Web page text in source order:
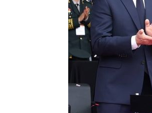
백운산서 80년근 천종산삼 9뿌
선재도서 해루질 나섰다 실종 60
남자 농구, 나고야 아시안게임서
여수 오동도 해상서 모터보트 전
극한폭염 한풀 꺾이지만…'낮 최
축구협회 "압수수색·성접대 논란
[속보]'압수수색·성접대 논란' 축